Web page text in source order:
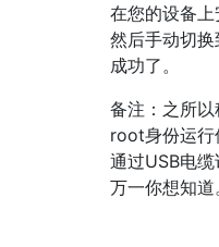
在您的设备上
然后手动切换
成功了。
备注：之所以
root身份运行
通过USB电
万一你想知道